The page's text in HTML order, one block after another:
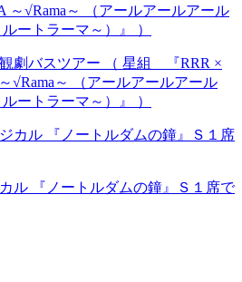
劇バスツアー （ 星組 『RRR ×
√Rama～ （アールアールアール
ートラーマ～）』 ）
ル 『ノートルダムの鐘』Ｓ１席で